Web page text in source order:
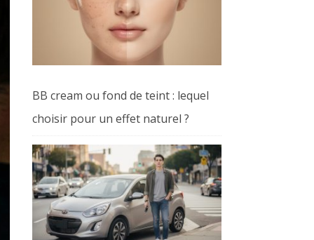
BB cream ou fond de teint : lequel
choisir pour un effet naturel ?